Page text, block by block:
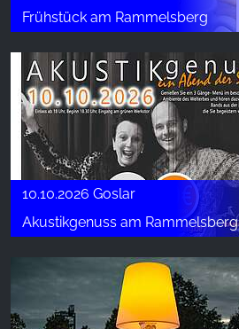
Frühstück am Rammelsberg
10.10.2026 Goslar
Akustikgenuss am Rammelsberg